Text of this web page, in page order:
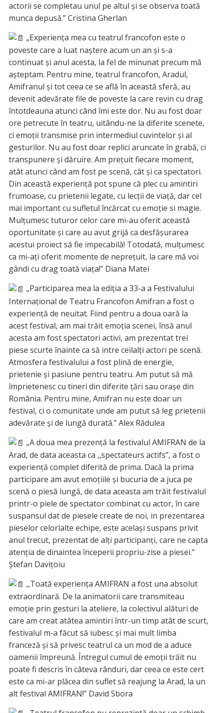
actorii se completau unul pe altul și se observa toată
munca depusă.” Cristina Gherlan
„Experiența mea cu teatrul francofon este o
poveste care a luat naștere acum un an și s-a
continuat și anul acesta, la fel de minunat precum mă
așteptam. Pentru mine, teatrul francofon, Aradul,
Amifranul și tot ceea ce se află în această sferă, au
devenit adevărate file de poveste la care revin cu drag
întotdeauna atunci când îmi este dor. Nu au fost doar
ore petrecute în teatru, uitându-ne la diferite scenete,
ci emoții transmise prin intermediul cuvintelor și al
gesturilor. Nu au fost doar replici aruncate în grabă, ci
transpunere și dăruire. Am prețuit fiecare moment,
atât atunci când am fost pe scenă, cât și ca spectatori.
Din această experiență pot spune că plec cu amintiri
frumoase, cu prietenii legate, cu lecții de viață, dar cel
mai important cu sufletul încărcat cu emoție si magie.
Mulțumesc tuturor celor care mi-au oferit această
oportunitate și care au avut grijă ca desfășurarea
acestui proiect să fie impecabilă! Totodată, mulțumesc
ca mi-ați oferit momente de neprețuit, la care mă voi
gândi cu drag toată viața!” Diana Matei
„Participarea mea la ediția a 33-a a Festivalului
Internațional de Teatru Francofon Amifran a fost o
experiență de neuitat. Fiind pentru a doua oară la
acest festival, am mai trăit emoția scenei, însă anul
acesta am fost spectatori activi, am prezentat trei
piese scurte înainte ca să intre ceilalți actori pe scenă.
Atmosfera festivalului a fost plină de energie,
prietenie și pasiune pentru teatru. Am putut să mă
împrietenesc cu tineri din diferite țări sau orașe din
România. Pentru mine, Amifran nu este doar un
festival, ci o comunitate unde am putut să leg prietenii
adevărate și de lungă durată.” Alex Rădulea
„A doua mea prezență la festivalul AMIFRAN de la
Arad, de data aceasta ca ,,spectateurs actifs”, a fost o
experiență complet diferită de prima. Dacă la prima
participare am avut emoțiile și bucuria de a juca pe
scenă o piesă lungă, de data aceasta am trăit festivalul
printr-o piele de spectator combinat cu actor, în care
suspansul dat de piesele create de noi, in prezentarea
pieselor celorlalte echipe, este același suspans privit
anul trecut, prezentat de alți participanți, care ne capta
atenția de dinaintea începerii propriu-zise a piesei.”
Ștefan Davițoiu
,,Toată experiența AMIFRAN a fost una absolut
extraordinară. De la animatorii care transmiteau
emoție prin gesturi la ateliere, la colectivul alături de
care am creat atâtea amintiri într-un timp atât de scurt,
festivalul m-a făcut să iubesc și mai mult limba
franceză și să privesc teatrul ca un mod de a aduce
oamenii împreună. Întregul cumul de emoții trăit nu
poate fi descris în câteva rânduri, dar ceea ce este cert
este ca mi-ar plăcea din suflet să reajung la Arad, la un
alt festival AMIFRAN!” David Sbora